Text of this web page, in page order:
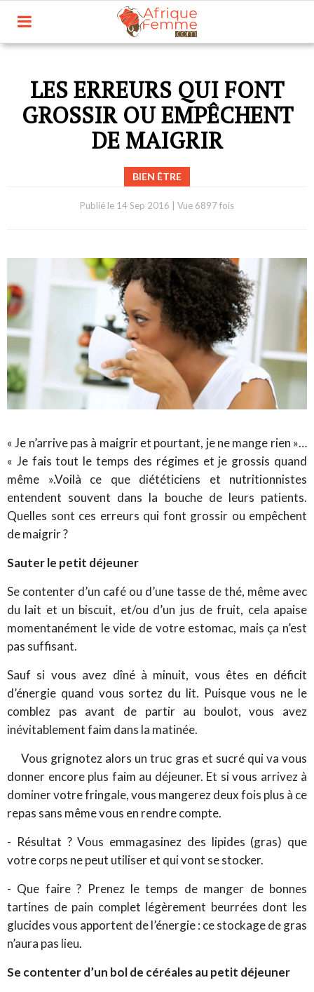
LES ERREURS QUI FONT
GROSSIR OU EMPÊCHENT
DE MAIGRIR
BIEN ÊTRE
Publié le 14 Sep 2016 Vue 6897 fois
« Je n’arrive pas à maigrir et pourtant, je ne mange rien »…
« Je fais tout le temps des régimes et je grossis quand
même ».Voilà ce que diététiciens et nutritionnistes
entendent souvent dans la bouche de leurs patients.
Quelles sont ces erreurs qui font grossir ou empêchent
de maigrir ?
Sauter le petit déjeuner
Se contenter d’un café ou d’une tasse de thé, même avec
du lait et un biscuit, et/ou d’un jus de fruit, cela apaise
momentanément le vide de votre estomac, mais ça n’est
pas suffisant.
Sauf si vous avez dîné à minuit, vous êtes en déficit
d’énergie quand vous sortez du lit. Puisque vous ne le
comblez pas avant de partir au boulot, vous avez
inévitablement faim dans la matinée.
Vous grignotez alors un truc gras et sucré qui va vous
donner encore plus faim au déjeuner. Et si vous arrivez à
dominer votre fringale, vous mangerez deux fois plus à ce
repas sans même vous en rendre compte.
- Résultat ? Vous emmagasinez des lipides (gras) que
votre corps ne peut utiliser et qui vont se stocker.
- Que faire ? Prenez le temps de manger de bonnes
tartines de pain complet légèrement beurrées dont les
glucides vous apportent de l’énergie : ce stockage de gras
n’aura pas lieu.
Se contenter d’un bol de céréales au petit déjeuner